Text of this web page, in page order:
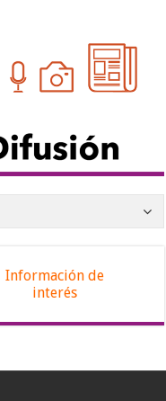
Información de
interés